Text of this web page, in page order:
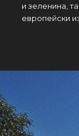
и зеленина,
европейски